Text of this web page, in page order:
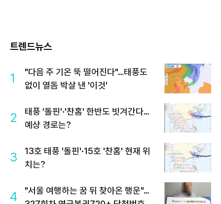
트렌드뉴스
1
"다음 주 기온 뚝 떨어진다"…태풍도
없이 열돔 박살 낸 '이것'
2
태풍 '돌핀'·'찬홈' 한반도 빗겨간다…
예상 경로는?
3
13호 태풍 '돌핀'·15호 '찬홈' 현재 위
치는?
4
"서울 여행하는 꿈 뒤 찾아온 행운"…